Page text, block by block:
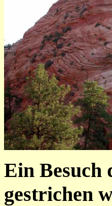
Ein Besuch
gestrichen